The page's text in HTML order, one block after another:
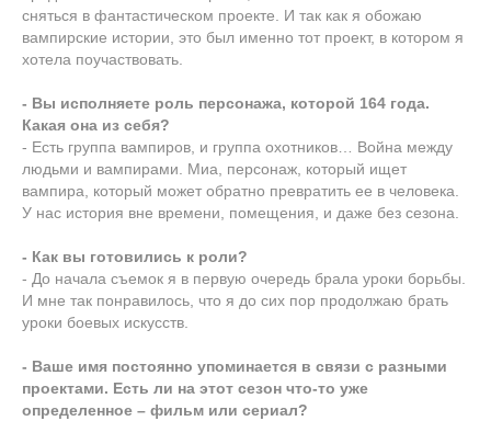
сняться в фантастическом проекте. И так как я обожаю
вампирские истории, это был именно тот проект, в котором я
хотела поучаствовать.
- Вы исполняете роль персонажа, которой 164 года.
Какая она из себя?
- Есть группа вампиров, и группа охотников… Война между
людьми и вампирами. Миа, персонаж, который ищет
вампира, который может обратно превратить ее в человека.
У нас история вне времени, помещения, и даже без сезона.
- Как вы готовились к роли?
- До начала съемок я в первую очередь брала уроки борьбы.
И мне так понравилось, что я до сих пор продолжаю брать
уроки боевых искусств.
- Ваше имя постоянно упоминается в связи с разными
проектами. Есть ли на этот сезон что-то уже
определенное – фильм или сериал?